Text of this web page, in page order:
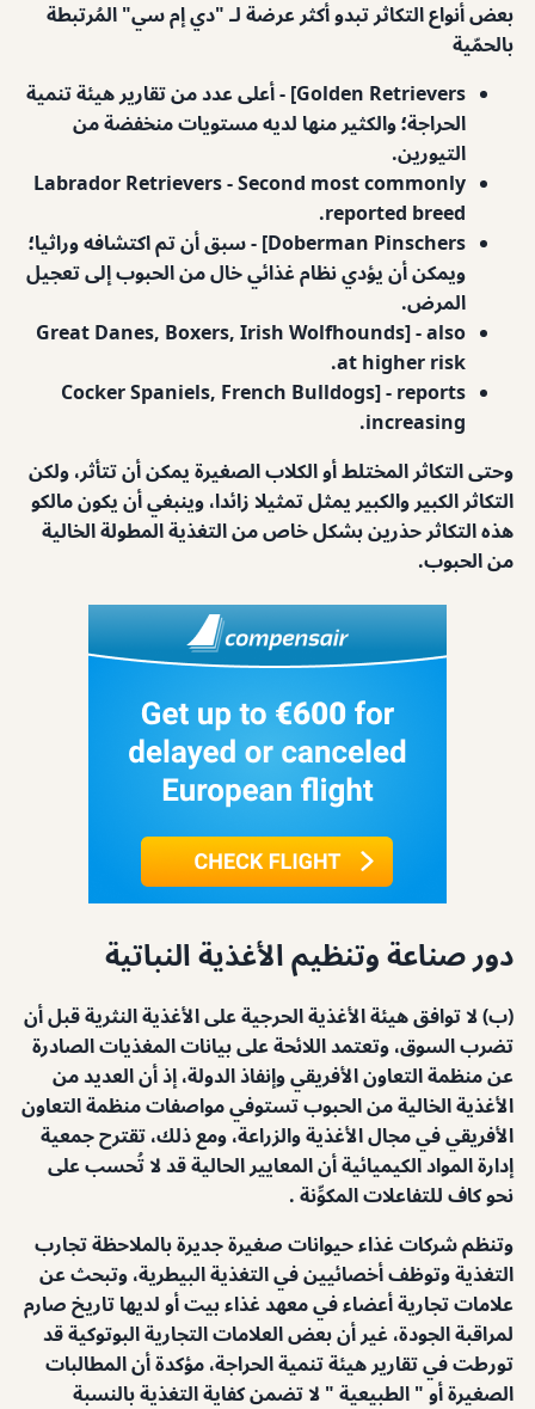
بعض أنواع التكاثر تبدو أكثر عرضة لـ "دي إم سي" المُرتبطة
بالحمّية
Golden Retrievers] - أعلى عدد من تقارير هيئة تنمية
الحراجة؛ والكثير منها لديه مستويات منخفضة من
التيورين.
Labrador Retrievers- Second most commonly
reported breed.
Doberman Pinschers] - سبق أن تم اكتشافه وراثيا؛
ويمكن أن يؤدي نظام غذائي خال من الحبوب إلى تعجيل
المرض.
Great Danes, Boxers, Irish Wolfhounds] - also
at higher risk.
Cocker Spaniels, French Bulldogs] - reports
increasing.
وحتى التكاثر المختلط أو الكلاب الصغيرة يمكن أن تتأثر، ولكن
التكاثر الكبير والكبير يمثل تمثيلا زائدا، وينبغي أن يكون مالكو
هذه التكاثر حذرين بشكل خاص من التغذية المطولة الخالية
من الحبوب.
دور صناعة وتنظيم الأغذية النباتية
(ب) لا توافق هيئة الأغذية الحرجية على الأغذية النثرية قبل أن
تضرب السوق، وتعتمد اللائحة على بيانات المغذيات الصادرة
عن منظمة التعاون الأفريقي وإنفاذ الدولة، إذ أن العديد من
الأغذية الخالية من الحبوب تستوفي مواصفات منظمة التعاون
الأفريقي في مجال الأغذية والزراعة، ومع ذلك، تقترح جمعية
إدارة المواد الكيميائية أن المعايير الحالية قد لا تُحسب على
نحو كاف للتفاعلات المكوِّنة .
وتنظم شركات غذاء حيوانات صغيرة جديرة بالملاحظة تجارب
التغذية وتوظف أخصائيين في التغذية البيطرية، وتبحث عن
علامات تجارية أعضاء في معهد غذاء بيت أو لديها تاريخ صارم
لمراقبة الجودة، غير أن بعض العلامات التجارية البوتوكية قد
تورطت في تقارير هيئة تنمية الحراجة، مؤكدة أن المطالبات
الصغيرة أو " الطبيعية " لا تضمن كفاية التغذية بالنسبة